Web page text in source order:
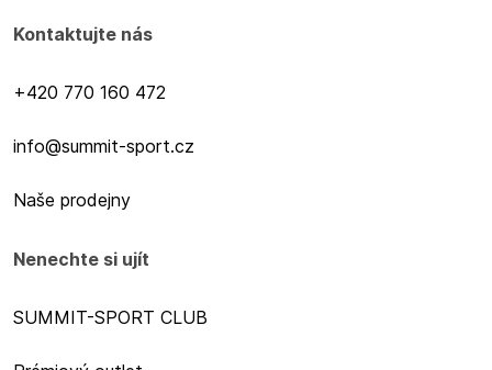
Kontaktujte nás
+420 770 160 472
info@summit-sport.cz
Naše prodejny
Nenechte si ujít
SUMMIT-SPORT CLUB